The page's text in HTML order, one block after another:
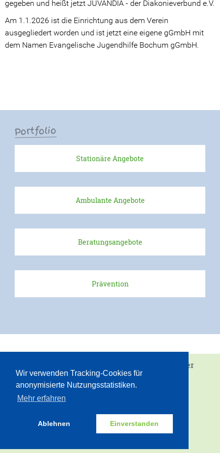
Wir verwenden Tracking-Cookies für
anonymisierte Nutzungsstatistiken.
Mehr erfahren
Ablehnen Einverstanden
Partizipation
Stellenangebote
Kontakt
gegeben und heißt jetzt JUVANDIA - der Diakonieverbund e.V.
Am 1.1.2026 ist die Einrichtung aus dem Verein
ausgegliedert worden und ist jetzt eine eigene gGmbH mit
dem Namen Evangelische Jugendhilfe Bochum gGmbH.
Portfolio
Stationäre Angebote
Ambulante Angebote
Beratungsangebote
Prävention
Juvandia - der
Diakonieverbund e.V.
Vielfalt gemeinsam gestalten